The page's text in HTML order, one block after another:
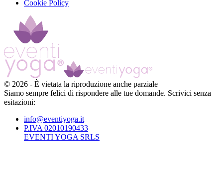
Cookie Policy
© 2026 - È vietata la riproduzione anche parziale
Siamo sempre felici di rispondere alle tue domande. Scrivici senza
esitazioni:
info@eventiyoga.it
P.IVA 02010190433
EVENTI YOGA SRLS